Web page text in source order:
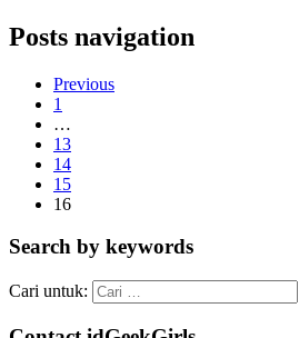
Posts navigation
Previous
1
…
13
14
15
16
Search by keywords
Cari untuk: